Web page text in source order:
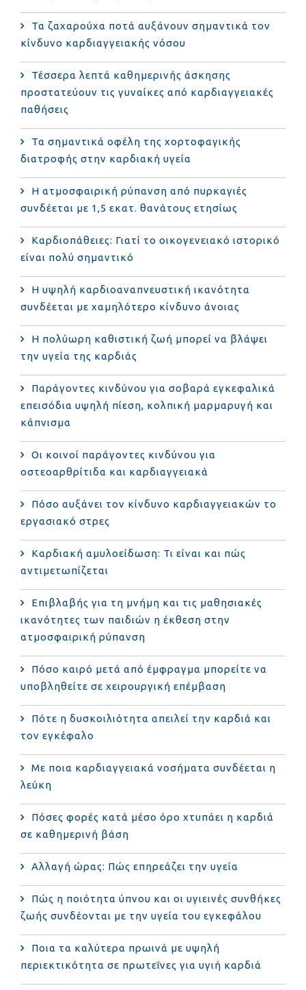
Τα ζαχαρούχα ποτά αυξάνουν σημαντικά τον
κίνδυνο καρδιαγγειακής νόσου
Τέσσερα λεπτά καθημερινής άσκησης
προστατεύουν τις γυναίκες από καρδιαγγειακές
παθήσεις
Τα σημαντικά οφέλη της χορτοφαγικής
διατροφής στην καρδιακή υγεία
Η ατμοσφαιρική ρύπανση από πυρκαγιές
συνδέεται με 1,5 εκατ. θανάτους ετησίως
Καρδιοπάθειες: Γιατί το οικογενειακό ιστορικό
είναι πολύ σημαντικό
Η υψηλή καρδιοαναπνευστική ικανότητα
συνδέεται με χαμηλότερο κίνδυνο άνοιας
Η πολύωρη καθιστική ζωή μπορεί να βλάψει
την υγεία της καρδιάς
Παράγοντες κινδύνου για σοβαρά εγκεφαλικά
επεισόδια υψηλή πίεση, κολπική μαρμαρυγή και
κάπνισμα
Οι κοινοί παράγοντες κινδύνου για
οστεοαρθρίτιδα και καρδιαγγειακά
Πόσο αυξάνει τον κίνδυνο καρδιαγγειακών το
εργασιακό στρες
Καρδιακή αμυλοείδωση: Τι είναι και πώς
αντιμετωπίζεται
Επιβλαβής για τη μνήμη και τις μαθησιακές
ικανότητες των παιδιών η έκθεση στην
ατμοσφαιρική ρύπανση
Πόσο καιρό μετά από έμφραγμα μπορείτε να
υποβληθείτε σε χειρουργική επέμβαση
Πότε η δυσκοιλιότητα απειλεί την καρδιά και
τον εγκέφαλο
Με ποια καρδιαγγειακά νοσήματα συνδέεται η
λεύκη
Πόσες φορές κατά μέσο όρο χτυπάει η καρδιά
σε καθημερινή βάση
Αλλαγή ώρας: Πώς επηρεάζει την υγεία
Πώς η ποιότητα ύπνου και οι υγιεινές συνθήκες
ζωής συνδέονται με την υγεία του εγκεφάλου
Ποια τα καλύτερα πρωινά με υψηλή
περιεκτικότητα σε πρωτεΐνες για υγιή καρδιά